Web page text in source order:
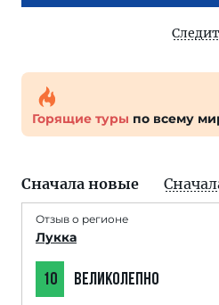
Горящие туры по всему
Сначала новые
Отзыв о регионе
Лукка
10 ВЕЛИКОЛЕПНО